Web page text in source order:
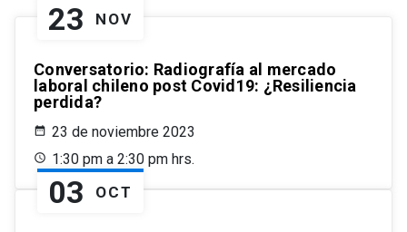
23 NOV
Conversatorio: Radiografía al mercado
laboral chileno post Covid19: ¿Resiliencia
perdida?
23 de noviembre 2023
1:30 pm a 2:30 pm hrs.
03 OCT